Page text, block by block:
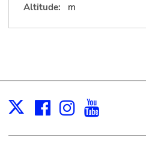
Altitude:
m
X Facebook
Instagram